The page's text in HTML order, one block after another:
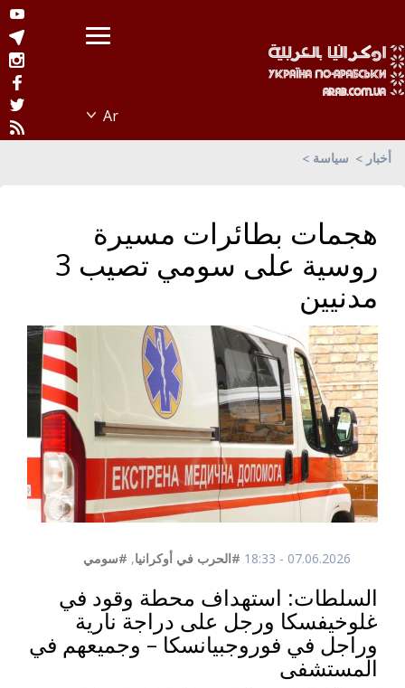
أخبار سياسة
هجمات بطائرات مسيرة
روسية على سومي تصيب 3
مدنيين
07.06.2026 - 18:33 #الحرب في أوكرانيا, #سومي
السلطات: استهداف محطة وقود في
غلوخيفسكا ورجل على دراجة نارية
وراجل في فوروجبيانسكا – وجميعهم في
المستشفى